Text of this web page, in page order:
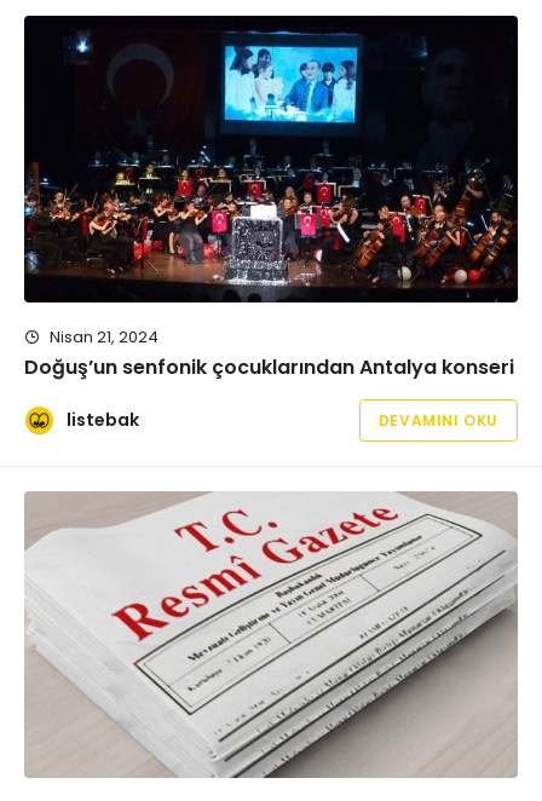
Nisan 21, 2024
Doğuş’un senfonik çocuklarından Antalya konseri
listebak DEVAMINI OKU